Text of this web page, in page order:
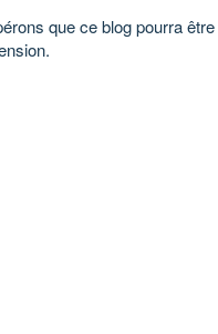
que ce blog pourra